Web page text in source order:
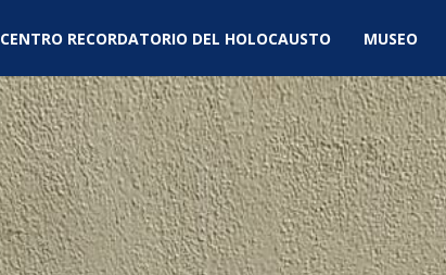
CENTRO RECORDATORIO DEL HOLOCAUSTO MUSEO